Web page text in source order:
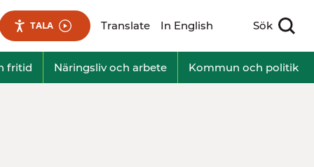
TALA Translate In English Sök
Visa sökfält
fritid Näringsliv och arbete Kommun och politik